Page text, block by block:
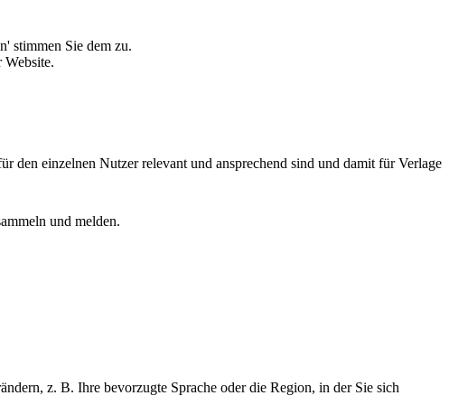
stimmen Sie dem zu.
den einzelnen Nutzer relevant und ansprechend sind und damit für Verlage
und melden.
z. B. Ihre bevorzugte Sprache oder die Region, in der Sie sich